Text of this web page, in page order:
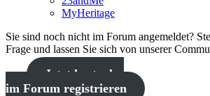
MyHeritage
Sie sind noch nicht im Forum angemeldet?
Frage und lassen Sie sich von unserer
Jetzt kostenlos
im Forum registrieren